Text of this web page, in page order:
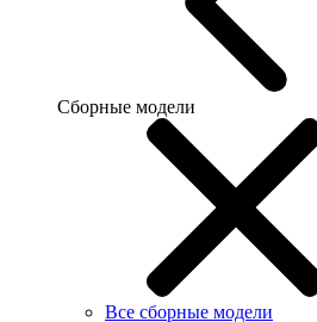
Сборные модели
Все сборные модели